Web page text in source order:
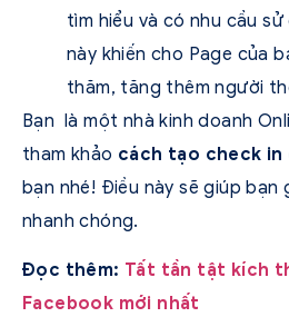
tìm hiểu và có nhu cầu
này khiến cho Page của
thăm, tăng thêm người
Bạn là một nhà kinh doanh
tham khảo cách tạo check in
bạn nhé! Điều này sẽ giúp bạn
nhanh chóng.
Đọc thêm: Tất tần tật kích
Facebook mới nhất